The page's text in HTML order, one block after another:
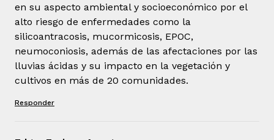
en su aspecto ambiental y socioeconómico por el
alto riesgo de enfermedades como la
silicoantracosis, mucormicosis, EPOC,
neumoconiosis, además de las afectaciones por las
lluvias ácidas y su impacto en la vegetación y
cultivos en más de 20 comunidades.
Responder